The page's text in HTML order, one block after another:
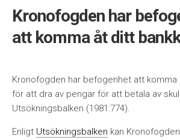
Kronofogden har
att komma åt ditt
Kronofogden har befogenhet att komma
för att dra av pengar för att betala av
Utsökningsbalken (1981:774).
Enligt Utsökningsbalken kan